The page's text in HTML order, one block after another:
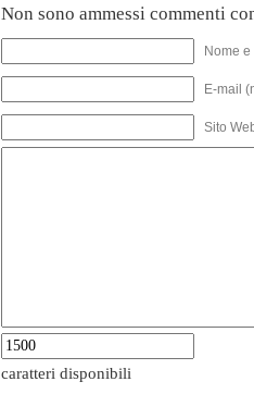
Non sono ammessi commenti
Nome
E-mail
Sito
caratteri disponibili